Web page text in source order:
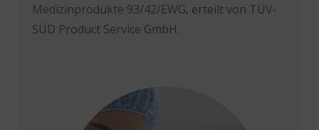
Medizinprodukte 93/42/EWG, erteilt von TÜV-
SÜD Product Service GmbH.